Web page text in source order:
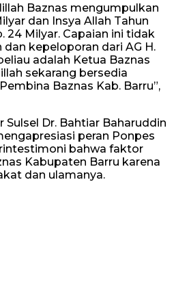
Baznas mengumpulkan
dan Insya Allah Tahun
24 Milyar. Capaian ini tidak
kepeloporan dari AG H.
adalah Ketua Baznas
sekarang bersedia
Baznas Kab. Barru”,
Sulsel Dr. Bahtiar Baharuddin
peran Ponpes
bahwa faktor
Kabupaten Barru karena
dan ulamanya.